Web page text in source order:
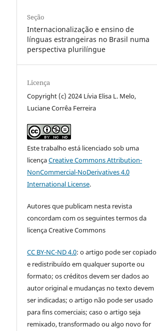
Seção
Internacionalização e ensino de
línguas estrangeiras no Brasil numa
perspectiva plurilíngue
Licença
Copyright (c) 2024 Lívia Elisa L. Melo,
Luciane Corrêa Ferreira
Este trabalho está licenciado sob uma
licençaCreative Commons Attribution-
NonCommercial-NoDerivatives 4.0
International License.
Autores que publicam nesta revista
concordam com os seguintes termos da
licença Creative Commons
CC BY-NC-ND 4.0: o artigo pode ser copiado
e redistribuído em qualquer suporte ou
formato; os créditos devem ser dados ao
autor original e mudanças no texto devem
ser indicadas; o artigo não pode ser usado
para fins comerciais; caso o artigo seja
remixado, transformado ou algo novo for